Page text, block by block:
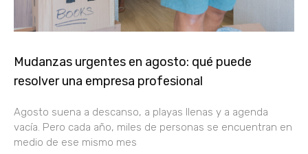
Mudanzas urgentes en agosto: qué puede
resolver una empresa profesional
Agosto suena a descanso, a playas llenas y a agenda
vacía. Pero cada año, miles de personas se encuentran en
medio de ese mismo mes